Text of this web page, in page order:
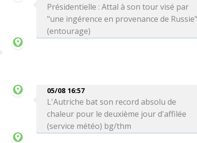
Présidentielle : Attal à son tour visé par
"une ingérence en provenance de
(entourage)
05/08 16:57
L'Autriche bat son record absolu de
chaleur pour le deuxième jour d'affilée
(service météo) bg/thm